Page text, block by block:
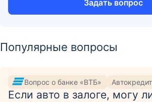
Задать вопрос
Популярные вопросы
Вопрос о банке «ВТБ»
Если авто в залоге, могу